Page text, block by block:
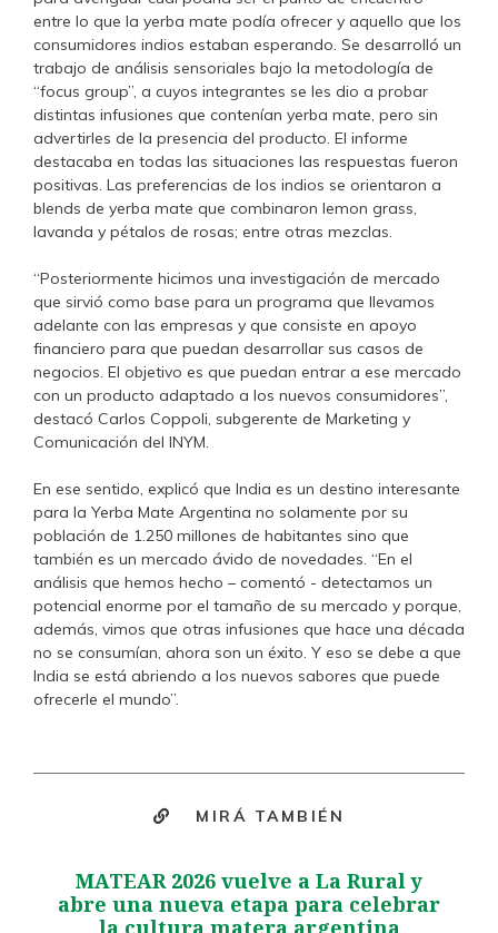
entre lo que la yerba mate podía ofrecer y aquello que los
consumidores indios estaban esperando. Se desarrolló un
trabajo de análisis sensoriales bajo la metodología de
“focus group”, a cuyos integrantes se les dio a probar
distintas infusiones que contenían yerba mate, pero sin
advertirles de la presencia del producto. El informe
destacaba en todas las situaciones las respuestas fueron
positivas. Las preferencias de los indios se orientaron a
blends de yerba mate que combinaron lemon grass,
lavanda y pétalos de rosas; entre otras mezclas.
“Posteriormente hicimos una investigación de mercado
que sirvió como base para un programa que llevamos
adelante con las empresas y que consiste en apoyo
financiero para que puedan desarrollar sus casos de
negocios. El objetivo es que puedan entrar a ese mercado
con un producto adaptado a los nuevos consumidores”,
destacó Carlos Coppoli, subgerente de Marketing y
Comunicación del INYM.
En ese sentido, explicó que India es un destino interesante
para la Yerba Mate Argentina no solamente por su
población de 1.250 millones de habitantes sino que
también es un mercado ávido de novedades. “En el
análisis que hemos hecho – comentó - detectamos un
potencial enorme por el tamaño de su mercado y porque,
además, vimos que otras infusiones que hace una década
no se consumían, ahora son un éxito. Y eso se debe a que
India se está abriendo a los nuevos sabores que puede
ofrecerle el mundo”.
MIRÁ TAMBIÉN
MATEAR 2026 vuelve a La Rural y
abre una nueva etapa para celebrar
la cultura matera argentina